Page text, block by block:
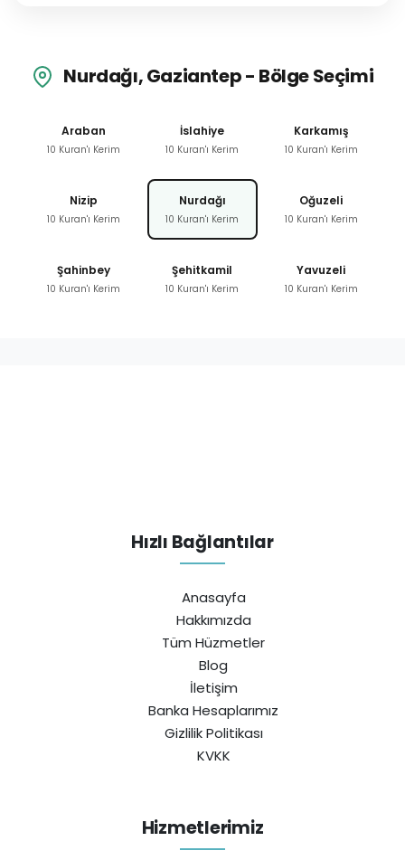
Nurdağı, Gaziantep - Bölge Seçimi
Araban
10 Kuran'ı Kerim
İslahiye
10 Kuran'ı Kerim
Karkamış
10 Kuran'ı Kerim
Nizip
10 Kuran'ı Kerim
Nurdağı
10 Kuran'ı Kerim
Oğuzeli
10 Kuran'ı Kerim
Şahinbey
10 Kuran'ı Kerim
Şehitkamil
10 Kuran'ı Kerim
Yavuzeli
10 Kuran'ı Kerim
Hızlı Bağlantılar
Anasayfa
Hakkımızda
Tüm Hüzmetler
Blog
İletişim
Banka Hesaplarımız
Gizlilik Politikası
KVKK
Hizmetlerimiz